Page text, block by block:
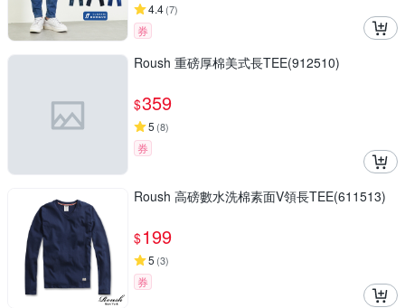
4.4(7)
券
Roush 重磅厚棉美式長TEE(912510)
$359
5 (8)
券
Roush 高磅數水洗棉素面V領長TEE(611513)
$199
5 (3)
券